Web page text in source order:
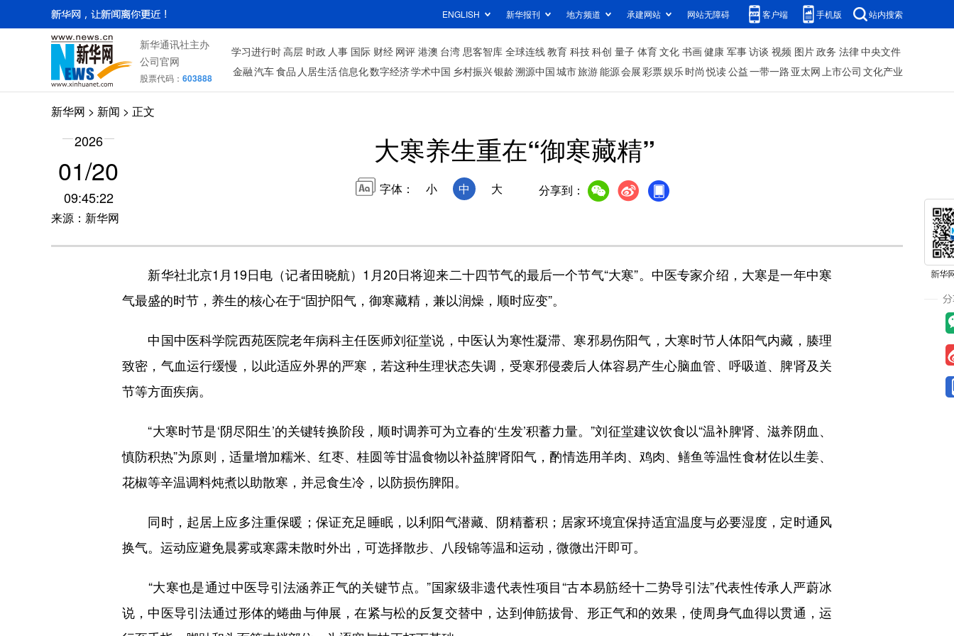
ENGLISH 新华报刊 地方频道 承建网站 网站无障碍 客户端 手机版 站内搜索
新华通讯社主办
公司官网
股票代码： 603888
学习进行时高层 时政 人事 国际 财经 网评 港澳 台湾 思客智库 全球连线教育 科技科创 量子 体育文化 书画健康 军事访谈 视频 图片政务 法律中央文件
金融汽车食品 人居生活信息化数字经济学术中国 乡村振兴银龄溯源中国城市旅游能源会展彩票娱乐时尚 悦读公益一带一路 亚太网上市公司 文化产业
新华网 > 新闻 > 正文
2026
01/20
09:45:22
来源：新华网
大寒养生重在“御寒藏精”
字体： 小 中 大 分享到：
新华社北京1月19日电（记者田晓航）1月20日将迎来二十四节气的最后一个节气“大寒”。中医专家介绍，大寒是一年中寒
气最盛的时节，养生的核心在于“固护阳气，御寒藏精，兼以润燥，顺时应变”。
中国中医科学院西苑医院老年病科主任医师刘征堂说，中医认为寒性凝滞、寒邪易伤阳气，大寒时节人体阳气内藏，腠理
致密，气血运行缓慢，以此适应外界的严寒，若这种生理状态失调，受寒邪侵袭后人体容易产生心脑血管、呼吸道、脾肾及关
节等方面疾病。
“大寒时节是‘阴尽阳生’的关键转换阶段，顺时调养可为立春的‘生发’积蓄力量。”刘征堂建议饮食以“温补脾肾、滋养阴血、
慎防积热”为原则，适量增加糯米、红枣、桂圆等甘温食物以补益脾肾阳气，酌情选用羊肉、鸡肉、鳝鱼等温性食材佐以生姜、
花椒等辛温调料炖煮以助散寒，并忌食生冷，以防损伤脾阳。
同时，起居上应多注重保暖；保证充足睡眠，以利阳气潜藏、阴精蓄积；居家环境宜保持适宜温度与必要湿度，定时通风
换气。运动应避免晨雾或寒露未散时外出，可选择散步、八段锦等温和运动，微微出汗即可。
“大寒也是通过中医导引法涵养正气的关键节点。”国家级非遗代表性项目“古本易筋经十二势导引法”代表性传承人严蔚冰
说，中医导引法通过形体的蜷曲与伸展，在紧与松的反复交替中，达到伸筋拔骨、形正气和的效果，使周身气血得以贯通，运